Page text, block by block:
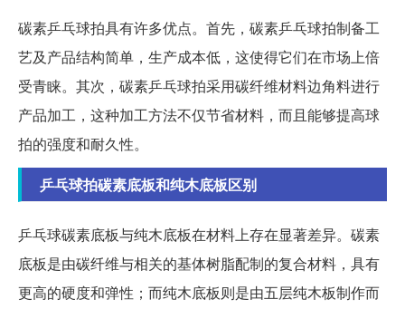
碳素乒乓球拍具有许多优点。首先，碳素乒乓球拍制备工
艺及产品结构简单，生产成本低，这使得它们在市场上倍
受青睐。其次，碳素乒乓球拍采用碳纤维材料边角料进行
产品加工，这种加工方法不仅节省材料，而且能够提高球
拍的强度和耐久性。
乒乓球拍碳素底板和纯木底板区别
乒乓球碳素底板与纯木底板在材料上存在显著差异。碳素
底板是由碳纤维与相关的基体树脂配制的复合材料，具有
更高的硬度和弹性；而纯木底板则是由五层纯木板制作而